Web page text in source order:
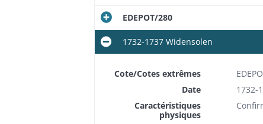
EDEPOT/280
1732-1737 Widensolen
Cote/Cotes extrêmes
Date
1732-
Caractéristiques
physiques